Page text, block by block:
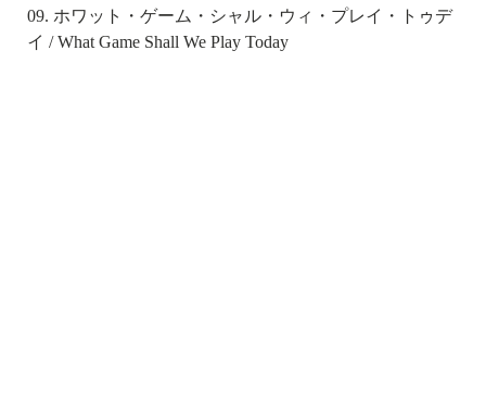
09. ホワット・ゲーム・シャル・ウィ・プレイ・トゥデ
イ / What Game Shall We Play Today